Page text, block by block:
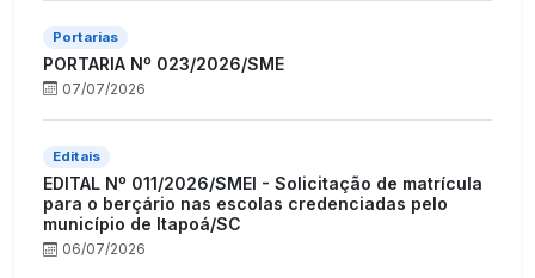
Portarias
PORTARIA Nº 023/2026/SME
07/07/2026
Editais
EDITAL Nº 011/2026/SMEI - Solicitação de matrícula
para o berçário nas escolas credenciadas pelo
município de Itapoá/SC
06/07/2026